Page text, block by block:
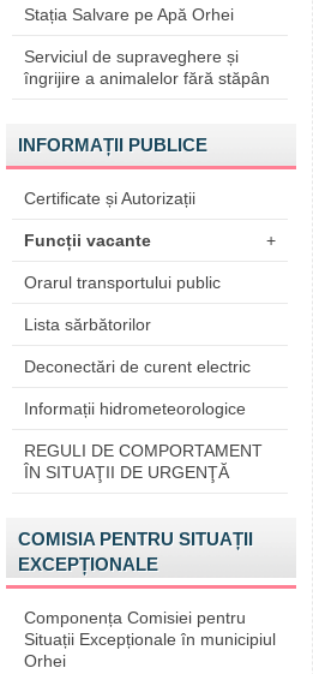
Stația Salvare pe Apă Orhei
Serviciul de supraveghere și
îngrijire a animalelor fără stăpân
INFORMAȚII PUBLICE
Certificate și Autorizații
Funcții vacante +
Orarul transportului public
Lista sărbătorilor
Deconectări de curent electric
Informații hidrometeorologice
REGULI DE COMPORTAMENT
ÎN SITUAŢII DE URGENŢĂ
COMISIA PENTRU SITUAȚII
EXCEPȚIONALE
Componența Comisiei pentru
Situații Excepționale în municipiul
Orhei